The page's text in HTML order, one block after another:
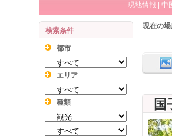
現地情報 中
検索条件
都市
エリア
種類
現在の場
国